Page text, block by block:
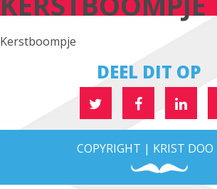
Kerstboompje
DEEL DIT OP
COPYRIGHT | KRIST DOO